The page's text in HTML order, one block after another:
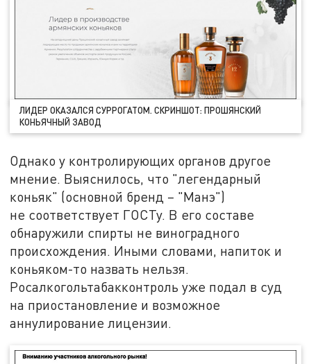
ЛИДЕР ОКАЗАЛСЯ СУРРОГАТОМ. СКРИНШОТ: ПРОШЯНСКИЙ
КОНЬЯЧНЫЙ ЗАВОД
Однако у контролирующих органов другое
мнение. Выяснилось, что "легендарный
коньяк" (основной бренд – "Манэ")
не соответствует ГОСТу. В его составе
обнаружили спирты не виноградного
происхождения. Иными словами, напиток и
коньяком-то назвать нельзя.
Росалкогольтабакконтроль уже подал в суд
на приостановление и возможное
аннулирование лицензии.